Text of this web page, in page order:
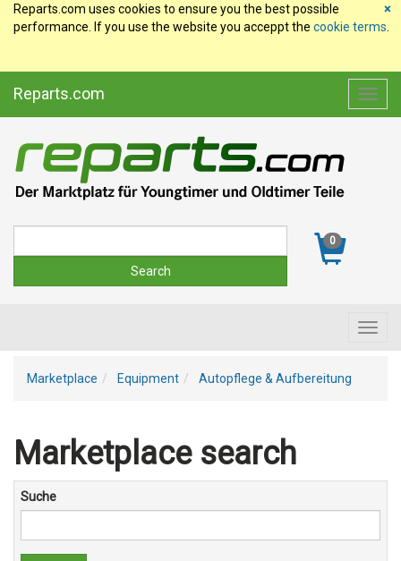
×
Reparts.com uses cookies to ensure you the best possible
performance. If you use the website you acceppt the cookie terms
Reparts.com
0
Marketplace Equipment Autopflege & Aufbereitung
Marketplace search
Suche